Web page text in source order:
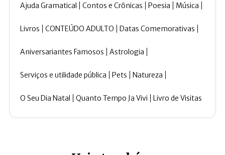
Ajuda Gramatical Contos e Crônicas Poesia Música
Livros CONTEÚDO ADULTO Datas Comemorativas
Aniversariantes Famosos Astrologia
Serviços e utilidade pública Pets Natureza
O Seu Dia Natal Quanto Tempo Ja Vivi Livro de Visitas